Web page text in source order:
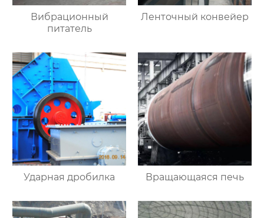
Вибрационный
питатель
Ленточный конвейер
Ударная дробилка Вращающаяся печь